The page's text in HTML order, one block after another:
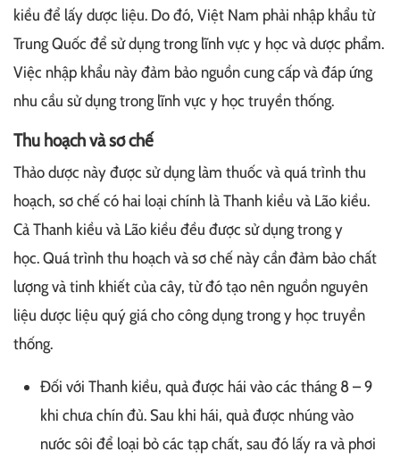
kiều để lấy dược liệu. Do đó, Việt Nam phải nhập khẩu từ
Trung Quốc để sử dụng trong lĩnh vực y học và dược phẩm.
Việc nhập khẩu này đảm bảo nguồn cung cấp và đáp ứng
nhu cầu sử dụng trong lĩnh vực y học truyền thống.
Thu hoạch và sơ chế
Thảo dược này được sử dụng làm thuốc và quá trình thu
hoạch, sơ chế có hai loại chính là Thanh kiều và Lão kiều.
Cả Thanh kiều và Lão kiều đều được sử dụng trong y
học. Quá trình thu hoạch và sơ chế này cần đảm bảo chất
lượng và tinh khiết của cây, từ đó tạo nên nguồn nguyên
liệu dược liệu quý giá cho công dụng trong y học truyền
thống.
Đối với Thanh kiều, quả được hái vào các tháng 8 – 9
khi chưa chín đủ. Sau khi hái, quả được nhúng vào
nước sôi để loại bỏ các tạp chất, sau đó lấy ra và phơi